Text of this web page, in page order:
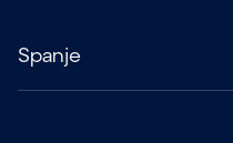
Spanje